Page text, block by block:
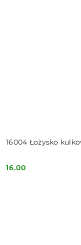
16004 Łożysko
Cena:
16.00